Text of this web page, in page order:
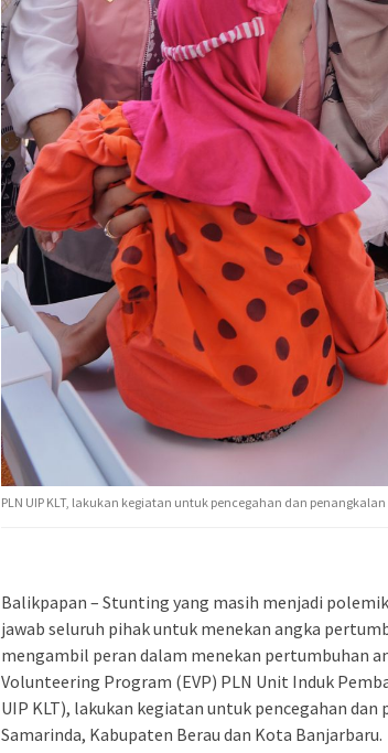
PLN UIP KLT, lakukan kegiatan untuk pencegahan dan
Balikpapan – Stunting yang masih menjadi
jawab seluruh pihak untuk menekan angka
mengambil peran dalam menekan pertumbuhan
Volunteering Program (EVP) PLN Unit Induk
UIP KLT), lakukan kegiatan untuk pencegahan
Samarinda, Kabupaten Berau dan Kota Banjarbaru.